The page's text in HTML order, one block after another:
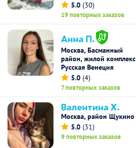
5.0 (30)
19 повторных заказов
Анна П.
Москва, Басманный
район, жилой комплекс
Русская Венеция
5.0 (4)
7 повторных заказов
Валентина Х.
Москва, район Щукино
5.0 (31)
9 повторных заказов